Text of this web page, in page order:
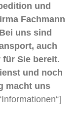
und
Fachmann
uns sind
auch
für Sie bereit.
und noch
macht uns